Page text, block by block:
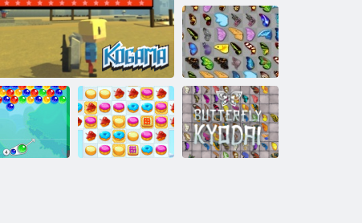
Roter Ball für
immer
Schmetterlings
Kyodai